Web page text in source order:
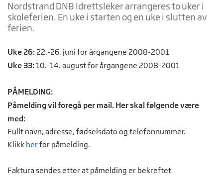
Nordstrand DNB Idrettsleker arrangeres to uker i
skoleferien. En uke i starten og en uke i slutten av
ferien.
Uke 26: 22.-26. juni for årgangene 2008-2001
Uke 33: 10.-14. august for årgangene 2008-2001
PÅMELDING:
Påmelding vil foregå per mail. Her skal følgende være
med:
Fullt navn, adresse, fødselsdato og telefonnummer.
Klikk herfor påmelding.
Faktura sendes etter at påmelding er bekreftet